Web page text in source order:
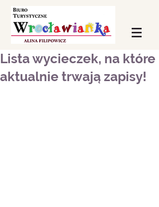
Lista wycieczek, na które
aktualnie trwają zapisy!